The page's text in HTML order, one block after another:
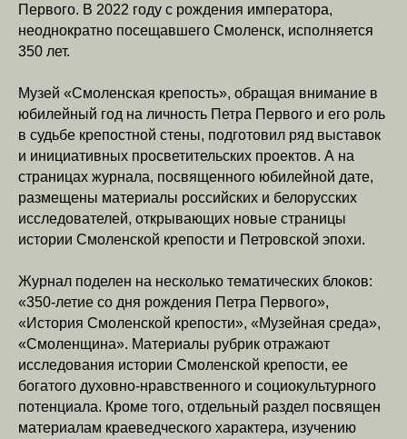
Первого. В 2022 году с рождения императора,
неоднократно посещавшего Смоленск, исполняется
350 лет.
Музей «Смоленская крепость», обращая внимание в
юбилейный год на личность Петра Первого и его роль
в судьбе крепостной стены, подготовил ряд выставок
и инициативных просветительских проектов. А на
страницах журнала, посвященного юбилейной дате,
размещены материалы российских и белорусских
исследователей, открывающих новые страницы
истории Смоленской крепости и Петровской эпохи.
Журнал поделен на несколько тематических блоков:
«350-летие со дня рождения Петра Первого»,
«История Смоленской крепости», «Музейная среда»,
«Смоленщина». Материалы рубрик отражают
исследования истории Смоленской крепости, ее
богатого духовно-нравственного и социокультурного
потенциала. Кроме того, отдельный раздел посвящен
материалам краеведческого характера, изучению